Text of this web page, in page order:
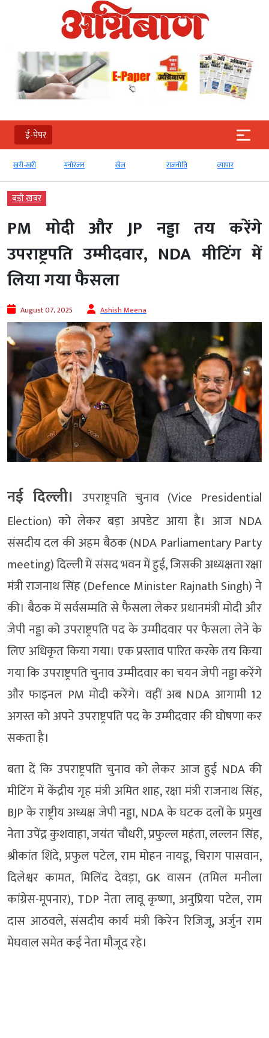
ई-पेपर
खरी-खरी मनोरंजन खेल राजनीति व्‍यापार
बड़ी खबर
PM मोदी और JP नड्डा तय करेंगे
उपराष्ट्रपति उम्मीदवार, NDA मीटिंग में
लिया गया फैसला
August 07, 2025 Ashish Meena
नई दिल्ली। उपराष्ट्रपति चुनाव (Vice Presidential
Election) को लेकर बड़ा अपडेट आया है। आज NDA
संसदीय दल की अहम बैठक (NDA Parliamentary Party
meeting) दिल्ली में संसद भवन में हुई, जिसकी अध्यक्षता रक्षा
मंत्री राजनाथ सिंह (Defence Minister Rajnath Singh) ने
की। बैठक में सर्वसम्मति से फैसला लेकर प्रधानमंत्री मोदी और
जेपी नड्डा को उपराष्ट्रपति पद के उम्मीदवार पर फैसला लेने के
लिए अधिकृत किया गया। एक प्रस्ताव पारित करके तय किया
गया कि उपराष्ट्रपति चुनाव उम्मीदवार का चयन जेपी नड्डा करेंगे
और फाइनल PM मोदी करेंगे। वहीं अब NDA आगामी 12
अगस्त को अपने उपराष्ट्रपति पद के उम्मीदवार की घोषणा कर
सकता है।
बता दें कि उपराष्ट्रपति चुनाव को लेकर आज हुई NDA की
मीटिंग में केंद्रीय गृह मंत्री अमित शाह, रक्षा मंत्री राजनाथ सिंह,
BJP के राष्ट्रीय अध्यक्ष जेपी नड्डा, NDA के घटक दलों के प्रमुख
नेता उपेंद्र कुशवाहा, जयंत चौधरी, प्रफुल्ल महंता, लल्लन सिंह,
श्रीकांत शिंदे, प्रफुल पटेल, राम मोहन नायडू, चिराग पासवान,
दिलेश्वर कामत, मिलिंद देवड़ा, GK वासन (तमिल मनीला
कांग्रेस-मूपनार), TDP नेता लावू कृष्णा, अनुप्रिया पटेल, राम
दास आठवले, संसदीय कार्य मंत्री किरेन रिजिजू, अर्जुन राम
मेघवाल समेत कई नेता मौजूद रहे।